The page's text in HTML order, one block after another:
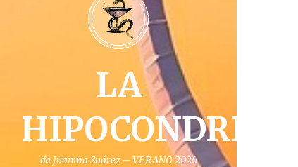
LA
HIPOCONDRIA
de Juanma Suárez – VERANO 2026